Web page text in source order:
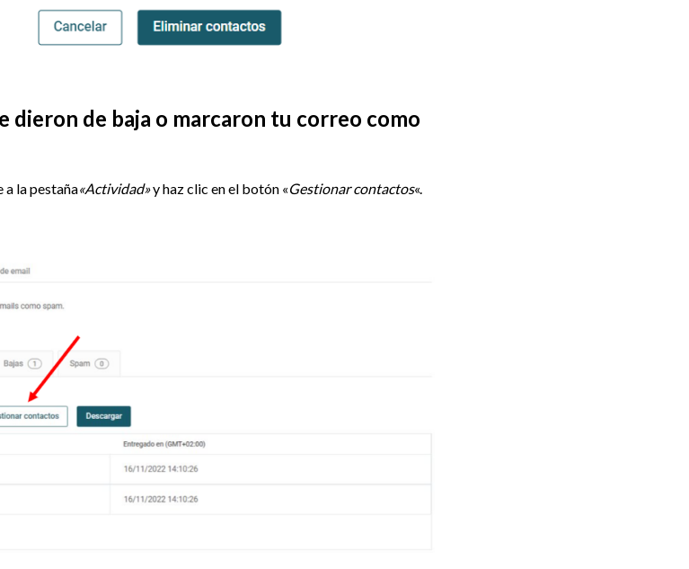
dieron de baja o marcaron tu correo como
a la pestaña«Actividad»y haz clic en el botón «Gestionar contactos«.